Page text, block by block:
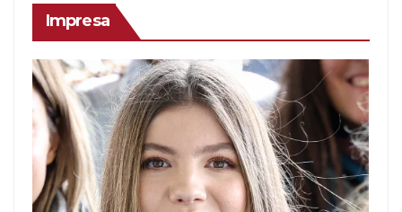
Impresa